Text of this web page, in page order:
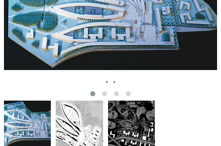
‹ ›